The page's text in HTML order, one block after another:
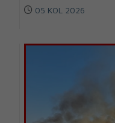
05 KOL 2026